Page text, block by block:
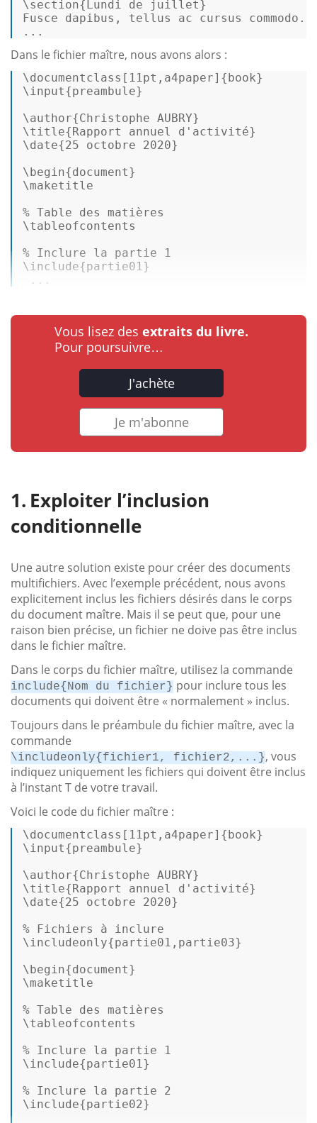
\section{Lundi de juillet}
Fusce dapibus, tellus ac cursus
...
Dans le fichier maître, nous avons alors :
\documentclass[11pt,a4paper]{book}
\input{preambule}
\author{Christophe AUBRY}
\title{Rapport annuel d'activité}
\date{25 octobre 2020}
\begin{document}
% Table des matières
% Inclure la partie 1
\include{partie01}
...
Vous lisez des extraits du livre.
Pour poursuivre…
J'achète
Je m'abonne
Exploiter l’inclusion
conditionnelle
Une autre solution existe pour créer des documents
multifichiers. Avec l’exemple précédent, nous avons
explicitement inclus les fichiers désirés dans le corps
du document maître. Mais il se peut que, pour une
raison bien précise, un fichier ne doive pas être inclus
dans le fichier maître.
Dans le corps du fichier maître, utilisez la commande
include{Nom du fichier} pour inclure tous les
documents qui doivent être « normalement » inclus.
Toujours dans le préambule du fichier maître, avec la
commande
\includeonly{fichier1, fichier2,...}, vous
indiquez uniquement les fichiers qui doivent être inclus
à l’instant T de votre travail.
Voici le code du fichier maître :
\documentclass[11pt,a4paper]{book}
\input{preambule}
\author{Christophe AUBRY}
\title{Rapport annuel d'activité}
% Fichiers à inclure
\includeonly{partie01,partie03}
\begin{document}
% Table des matières
% Inclure la partie 1
% Inclure la partie 2